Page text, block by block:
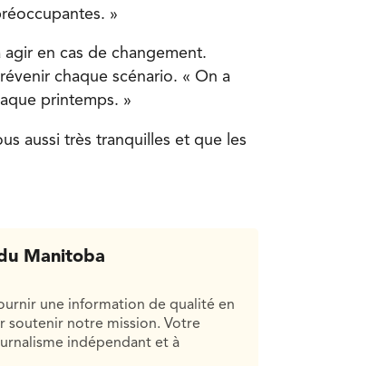
»
en cas de changement.
chaque scénario. « On a
printemps. »
aussi très tranquilles et que les
Manitoba
une information de qualité en
soutenir notre mission. Votre
indépendant et à